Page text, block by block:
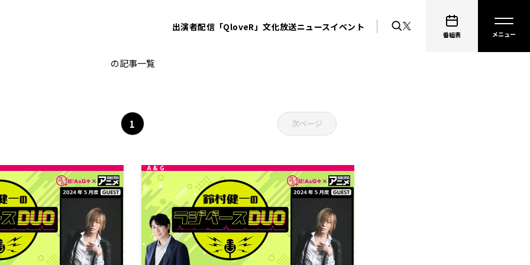
出演者配信「QloveR」文化放送ニュースイベント
番組表
の記事一覧
1 次ページ